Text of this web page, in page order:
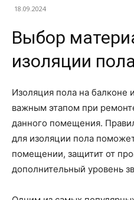
18.09.2024
Выбор
изоляции
Изоляция пола на балконе
важным этапом при
данного помещения.
для изоляции пола
помещении, защитит от
дополнительный уровень